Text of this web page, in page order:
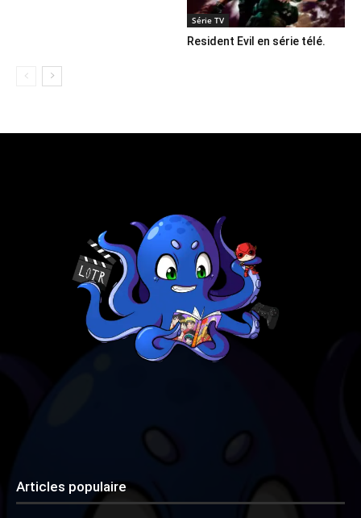
Série TV
Resident Evil en série télé.
Articles populaire